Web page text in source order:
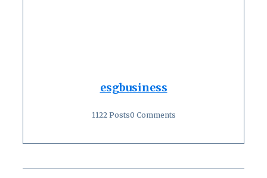
esgbusiness
1122 Posts0 Comments